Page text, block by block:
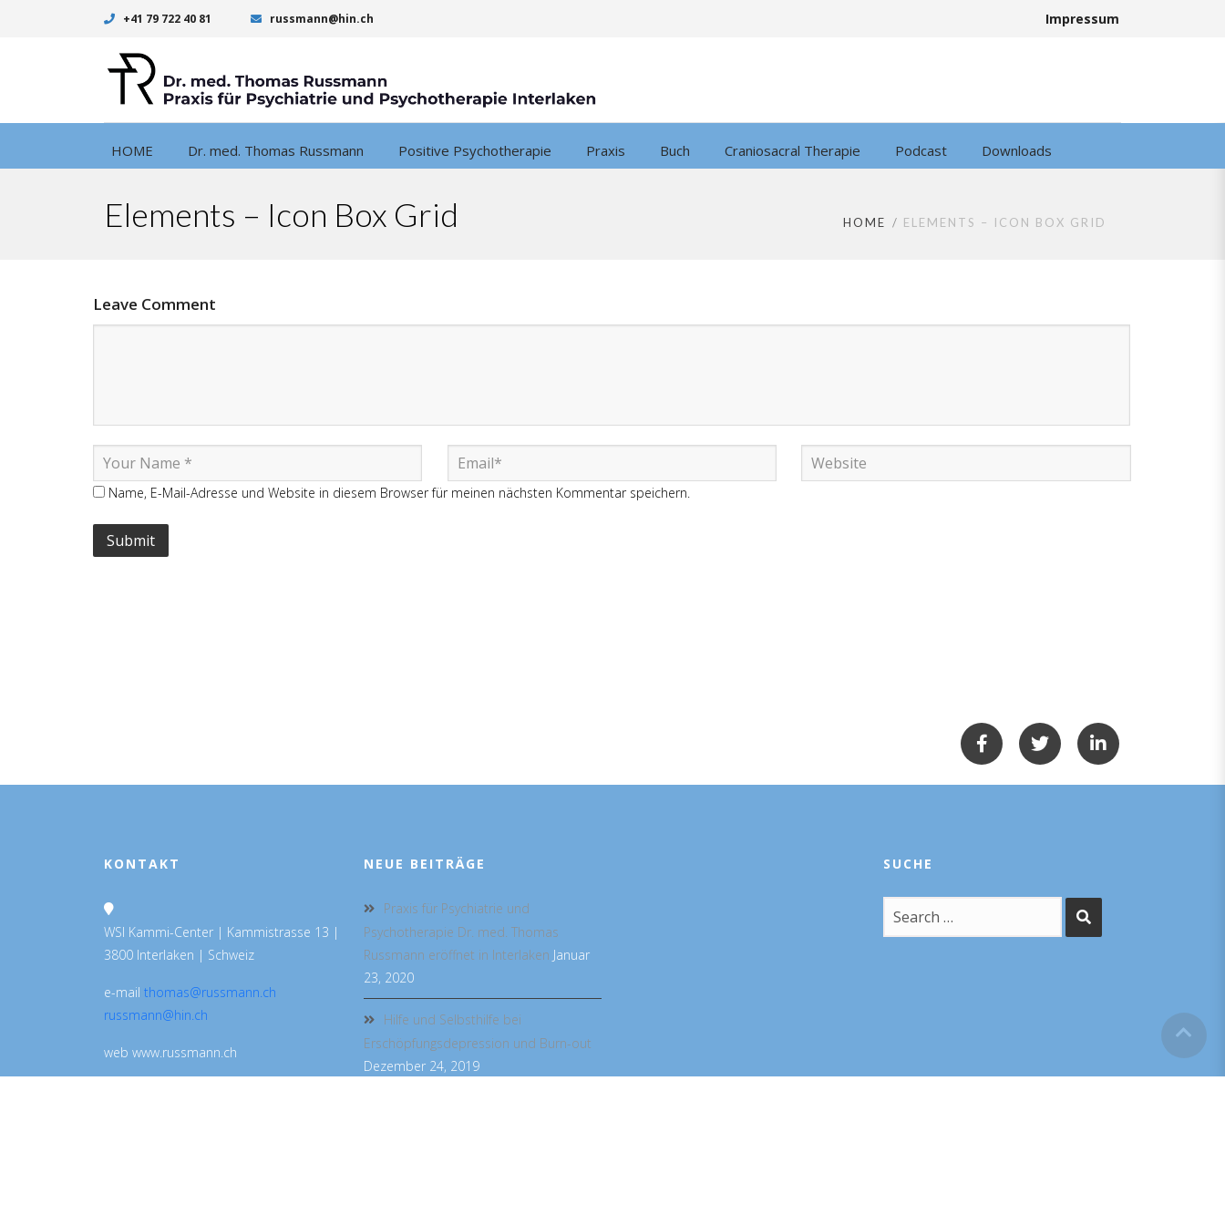
+41 79 722 40 81 russmann@hin.ch Impressum
HOME Dr. med. Thomas Russmann Positive Psychotherapie Praxis Buch Craniosacral Therapie Podcast Downloads
Elements – Icon Box Grid HOME ELEMENTS – ICON BOX GRID
Leave Comment
Name, E-Mail-Adresse und Website in diesem Browser für meinen nächsten Kommentar speichern.
KONTAKT
WSI Kammi-Center | Kammistrasse 13 |
3800 Interlaken | Schweiz
e-mail thomas@russmann.ch
russmann@hin.ch
web www.russmann.ch
NEUE BEITRÄGE
Praxis für Psychiatrie und
Psychotherapie Dr. med. Thomas
Russmann eröffnet in Interlaken Januar
23, 2020
Hilfe und Selbsthilfe bei
Erschöpfungsdepression und Burn-out
Dezember 24, 2019
SUCHE